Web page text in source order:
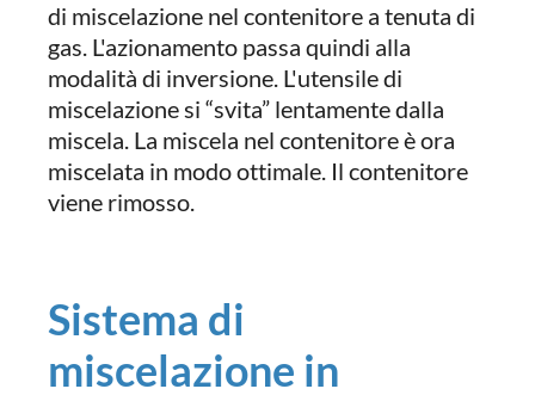
di miscelazione nel contenitore a tenuta di
gas. L'azionamento passa quindi alla
modalità di inversione. L'utensile di
miscelazione si “svita” lentamente dalla
miscela. La miscela nel contenitore è ora
miscelata in modo ottimale. Il contenitore
viene rimosso.
Sistema di
miscelazione in